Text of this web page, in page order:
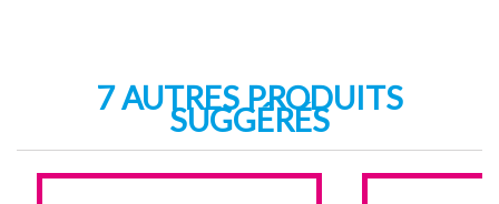
7 AUTRES PRODUITS
SUGGÉRÉS